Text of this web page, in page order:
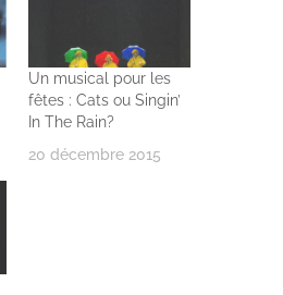
Un musical pour les
fêtes : Cats ou Singin’
In The Rain?
20 décembre 2015